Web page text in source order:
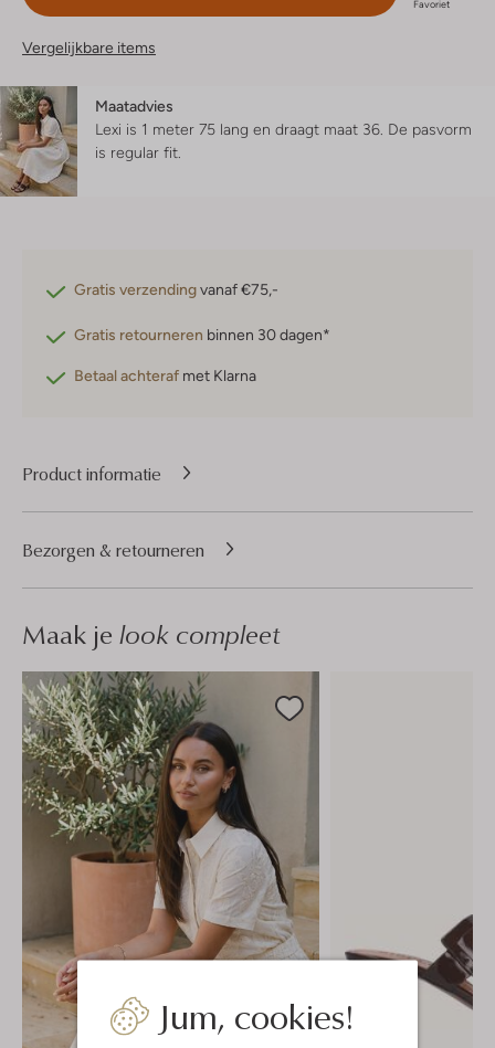
Jum, cookies!
Favoriet
Vergelijkbare items
Maatadvies
Lexi is 1 meter 75 lang en draagt maat 36. De pasvorm
is regular fit
Gratis verzendingvanaf €75,-
Gratis retourneren binnen 30 dagen*
Betaal achteraf met Klarna
Product informatie
Bezorgen & retourneren
Maak je look compleet